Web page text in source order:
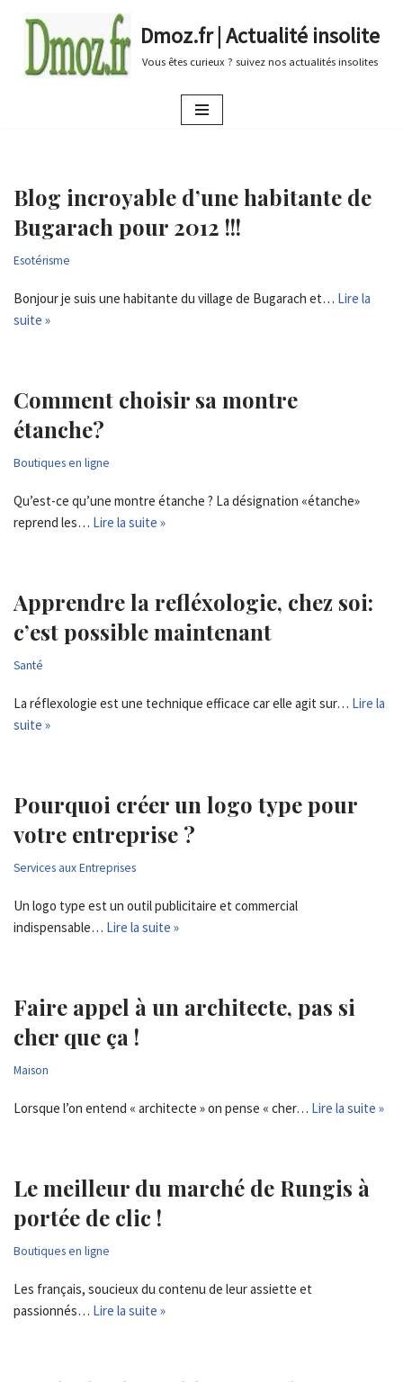
au
Dmoz.fr | Actualité insolite
Vous êtes curieux ? suivez nos actualités insolites
Blog incroyable d’une habitante de
Bugarach pour 2012 !!!
Esotérisme
Bonjour je suis une habitante du village de Bugarach et… Lire la
suite »
Comment choisir sa montre
étanche?
Boutiques en ligne
Qu’est-ce qu’une montre étanche ? La désignation «étanche»
reprend les… Lire la suite »
Apprendre la refléxologie, chez soi:
c’est possible maintenant
Santé
La réflexologie est une technique efficace car elle agit sur… Lire la
suite »
Pourquoi créer un logo type pour
votre entreprise ?
Services aux Entreprises
Un logo type est un outil publicitaire et commercial
indispensable… Lire la suite »
Faire appel à un architecte, pas si
cher que ça !
Maison
Lorsque l’on entend « architecte » on pense « cher… Lire la suite »
Le meilleur du marché de Rungis à
portée de clic !
Boutiques en ligne
Les français, soucieux du contenu de leur assiette et
passionnés… Lire la suite »